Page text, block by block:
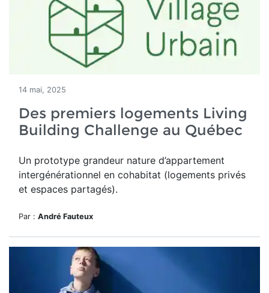
14 mai, 2025
Des premiers logements Living
Building Challenge au Québec
Un prototype grandeur nature d’appartement
intergénérationnel en cohabitat (logements privés
et espaces partagés).
Par : André Fauteux